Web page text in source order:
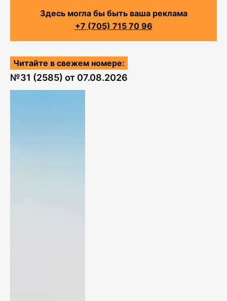
Здесь могла бы быть ваша реклама
+7 (705) 715 70 96
Читайте в свежем номере:
№31 (2585) от 07.08.2026